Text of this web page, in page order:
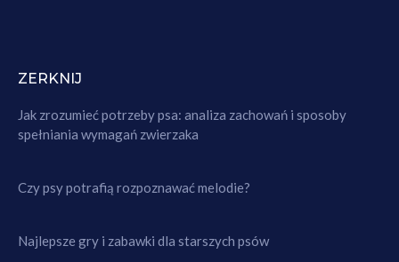
ZERKNIJ
Jak zrozumieć potrzeby psa: analiza zachowań i sposoby
spełniania wymagań zwierzaka
Czy psy potrafią rozpoznawać melodie?
Najlepsze gry i zabawki dla starszych psów